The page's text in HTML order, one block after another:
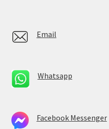
Email
Whatsapp
Facebook Messenger